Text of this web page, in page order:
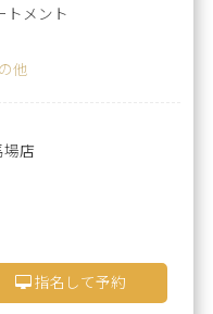
トメント
他
店
指名して予約